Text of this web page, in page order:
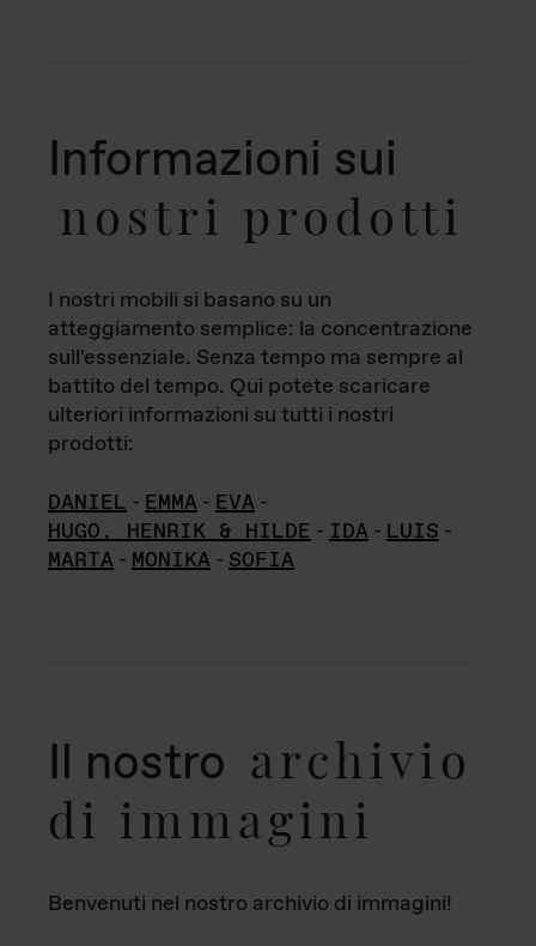
Informazioni sui
nostri prodotti
I nostri mobili si basano su un
atteggiamento semplice: la concentrazione
sull'essenziale. Senza tempo ma sempre al
battito del tempo. Qui potete scaricare
ulteriori informazioni su tutti i nostri
prodotti:
DANIEL - EMMA - EVA -
HUGO, HENRIK & HILDE - IDA - LUIS -
MARTA - MONIKA - SOFIA
Il nostro archivio
di immagini
Benvenuti nel nostro archivio di immagini!